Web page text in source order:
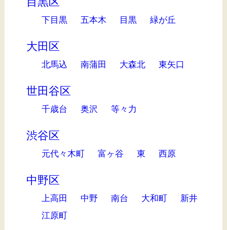
下目黒 五本木 目黒 緑が丘
大田区
北馬込 南蒲田 大森北 東矢口
世田谷区
千歳台 奥沢 等々力
渋谷区
元代々木町 富ヶ谷 東 西原
中野区
上高田 中野 南台 大和町
新井
江原町